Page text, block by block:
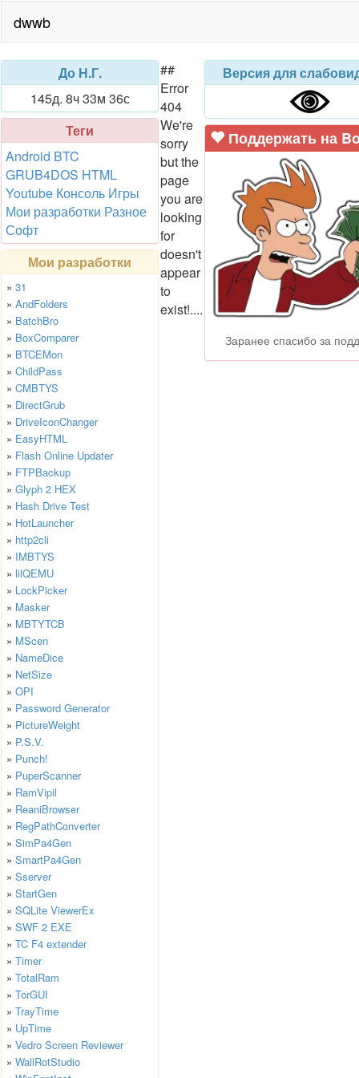
dwwb
До Н.Г.
145д. 8ч 33м 36с
Теги
Android BTC
GRUB4DOS HTML
Youtube Консоль Игры
Мои разработки Разное
Софт
Мои разработки
» 31
» AndFolders
» BatchBro
» BoxComparer
» BTCEMon
» ChildPass
» CMBTYS
» DirectGrub
» DriveIconChanger
» EasyHTML
» Flash Online Updater
» FTPBackup
» Glyph 2 HEX
» Hash Drive Test
» HotLauncher
» http2cli
» IMBTYS
» lilQEMU
» LockPicker
» Masker
» MBTYTCB
» MScen
» NameDice
» NetSize
» OPI
» Password Generator
» PictureWeight
» P.S.V.
» Punch!
» PuperScanner
» RamVipil
» ReaniBrowser
» RegPathConverter
» SimPa4Gen
» SmartPa4Gen
» Sserver
» StartGen
» SQLite ViewerEx
» SWF 2 EXE
» TC F4 extender
» Timer
» TotalRam
» TorGUI
» TrayTime
» UpTime
» Vedro Screen Reviewer
» WallRotStudio
##
Error
404
We're
sorry
but the
page
you are
looking
for
doesn't
appear
to
exist!....
Версия для
Поддержать на
Заранее спасибо за